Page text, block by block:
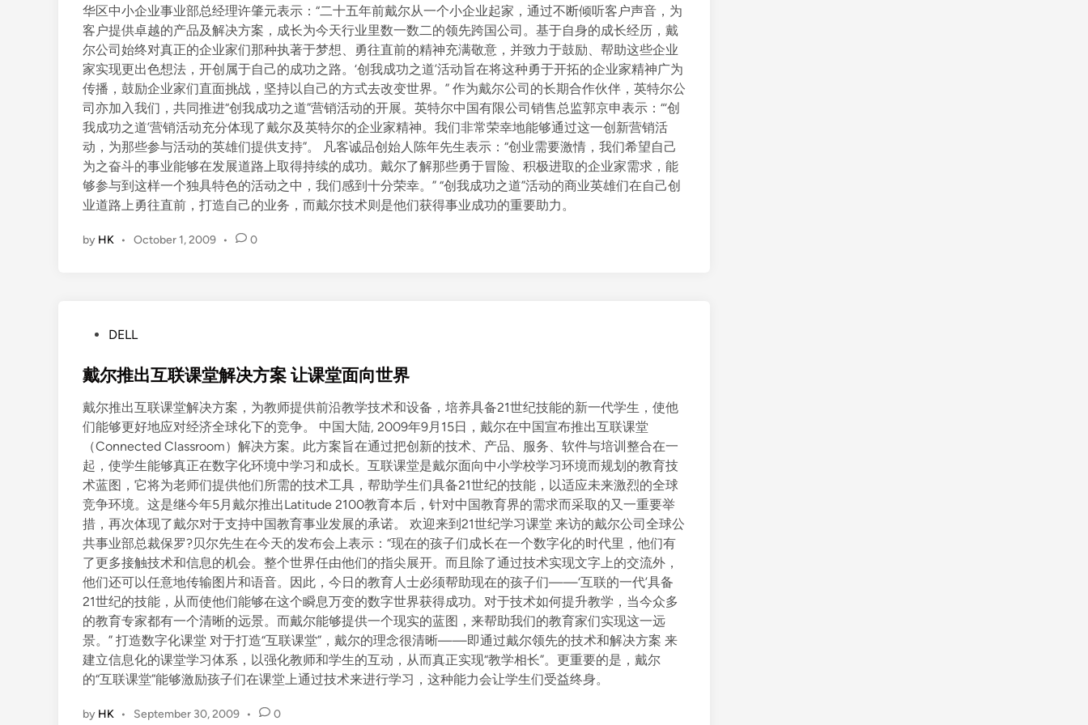
华区中小企业事业部总经理许肇元表示：“二十五年前戴尔从一个小企业起家，通过不断倾听客户声音，为
客户提供卓越的产品及解决方案，成长为今天行业里数一数二的领先跨国公司。基于自身的成长经历，戴
尔公司始终对真正的企业家们那种执著于梦想、勇往直前的精神充满敬意，并致力于鼓励、帮助这些企业
家实现更出色想法，开创属于自己的成功之路。‘创我成功之道’活动旨在将这种勇于开拓的企业家精神广为
传播，鼓励企业家们直面挑战，坚持以自己的方式去改变世界。” 作为戴尔公司的长期合作伙伴，英特尔公
司亦加入我们，共同推进“创我成功之道”营销活动的开展。英特尔中国有限公司销售总监郭京申表示：“‘创
我成功之道’营销活动充分体现了戴尔及英特尔的企业家精神。我们非常荣幸地能够通过这一创新营销活
动，为那些参与活动的英雄们提供支持”。 凡客诚品创始人陈年先生表示：“创业需要激情，我们希望自己
为之奋斗的事业能够在发展道路上取得持续的成功。戴尔了解那些勇于冒险、积极进取的企业家需求，能
够参与到这样一个独具特色的活动之中，我们感到十分荣幸。” “创我成功之道”活动的商业英雄们在自己创
业道路上勇往直前，打造自己的业务，而戴尔技术则是他们获得事业成功的重要助力。
by HK • October 1, 2009 • 0
s
e
d
n
DELL
戴尔推出互联课堂解决方案 让课堂面向世界
戴尔推出互联课堂解决方案，为教师提供前沿教学技术和设备，培养具备21世纪技能的新一代学生，使他
们能够更好地应对经济全球化下的竞争。 中国大陆, 2009年9月15日，戴尔在中国宣布推出互联课堂
（Connected Classroom）解决方案。此方案旨在通过把创新的技术、产品、服务、软件与培训整合在一
起，使学生能够真正在数字化环境中学习和成长。互联课堂是戴尔面向中小学校学习环境而规划的教育技
术蓝图，它将为老师们提供他们所需的技术工具，帮助学生们具备21世纪的技能，以适应未来激烈的全球
竞争环境。这是继今年5月戴尔推出Latitude 2100教育本后，针对中国教育界的需求而采取的又一重要举
措，再次体现了戴尔对于支持中国教育事业发展的承诺。 欢迎来到21世纪学习课堂 来访的戴尔公司全球公
共事业部总裁保罗?贝尔先生在今天的发布会上表示：“现在的孩子们成长在一个数字化的时代里，他们有
了更多接触技术和信息的机会。整个世界任由他们的指尖展开。而且除了通过技术实现文字上的交流外，
他们还可以任意地传输图片和语音。因此，今日的教育人士必须帮助现在的孩子们——‘互联的一代’具备
21世纪的技能，从而使他们能够在这个瞬息万变的数字世界获得成功。对于技术如何提升教学，当今众多
的教育专家都有一个清晰的远景。而戴尔能够提供一个现实的蓝图，来帮助我们的教育家们实现这一远
景。” 打造数字化课堂 对于打造“互联课堂”，戴尔的理念很清晰——即通过戴尔领先的技术和解决方案 来
建立信息化的课堂学习体系，以强化教师和学生的互动，从而真正实现“教学相长”。更重要的是，戴尔
的“互联课堂”能够激励孩子们在课堂上通过技术来进行学习，这种能力会让学生们受益终身。
by HK • September 30, 2009 • 0